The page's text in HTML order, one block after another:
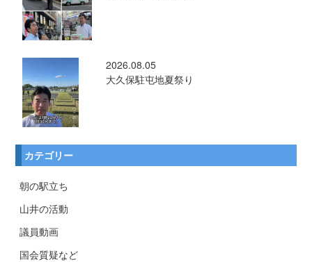
2026.08.05
大久保駐屯地夏祭り
カテゴリー
朝の駅立ち
山井の活動
議員動画
国会質疑など